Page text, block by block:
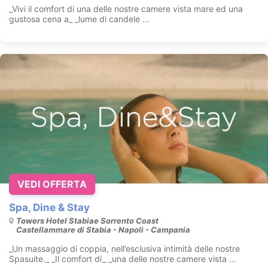
_Vivi il comfort di una delle nostre camere vista mare ed una
gustosa cena a_ _lume di candele ...
Spa, Dine & Stay
Towers Hotel Stabiae Sorrento Coast
Castellammare di Stabia - Napoli - Campania
_Un massaggio di coppia, nell’esclusiva intimità delle nostre
Spasuite._ _Il comfort di_ _una delle nostre camere vista ...
VEDI OFFERTA